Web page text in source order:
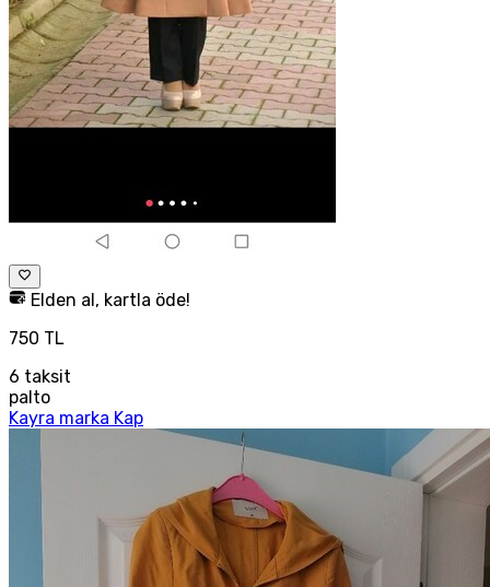
Elden al, kartla öde!
750 TL
6 taksit
palto
Kayra marka Kap